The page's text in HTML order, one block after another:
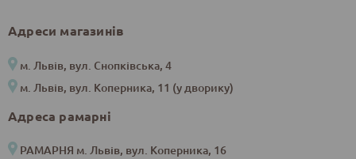
Адреси магазинів
м. Львів, вул. Снопківська, 4
м. Львів, вул. Коперника, 11 (у дворику)
Адреса рамарні
РАМАРНЯ м. Львів, вул. Коперника, 16